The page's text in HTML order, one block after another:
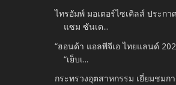
ไทรอัมพ์ มอเตอร์ไซเคิลส์ ประก
แซม ซันเด...
“ฮอนด้า แอลพีจีเอ ไทยแลนด์
“เย็บเ...
กระทรวงอุตสาหกรรม เยี่ยมชมก